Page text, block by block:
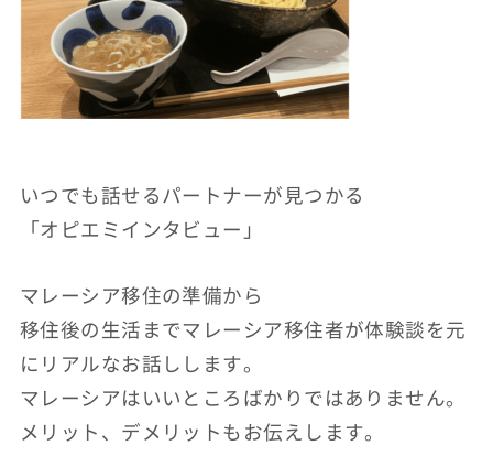
いつでも話せるパートナーが見つかる
「オピエミインタビュー」
マレーシア移住の準備から
移住後の生活までマレーシア移住者が体験談を元
にリアルなお話しします。
マレーシアはいいところばかりではありません。
メリット、デメリットもお伝えします。